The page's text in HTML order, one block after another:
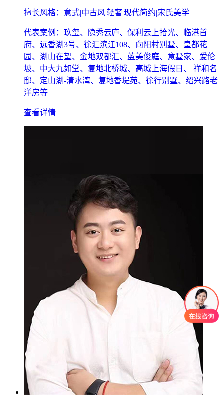
擅长风格：意式|中古风|轻奢|现代简约|宋氏美学
代表案例：玖玺、隐秀云庐、保利云上拾光、临港首
府、远香湖3号、徐汇滨江108、向阳村别墅、皇都花
园、湖山在望、金地双都汇、蓝美俊庭、意墅家、爱伦
坡、中大九如堂、复地北桥城、高城上海假日、 祥和名
邸、定山湖-清水湾、复地香堤苑、徐行别墅、绍兴路老
洋房等
查看详情